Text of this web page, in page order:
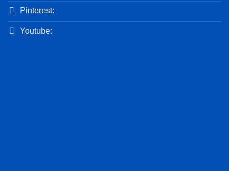
Pinterest:
Youtube: